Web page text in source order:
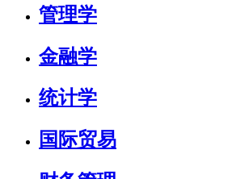
管理学
金融学
统计学
国际贸易